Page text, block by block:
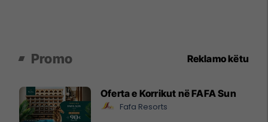
Promo Reklamo këtu
Oferta e Korrikut në FAFA Sun
Fafa Resorts